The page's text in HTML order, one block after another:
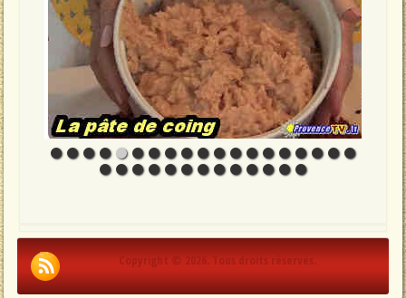
Copyright © 2026. Tous droits réservés.